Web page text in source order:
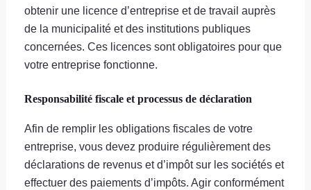
obtenir une licence d’entreprise et de travail auprès
de la municipalité et des institutions publiques
concernées. Ces licences sont obligatoires pour que
votre entreprise fonctionne.
Responsabilité fiscale et processus de déclaration
Afin de remplir les obligations fiscales de votre
entreprise, vous devez produire régulièrement des
déclarations de revenus et d’impôt sur les sociétés et
effectuer des paiements d’impôts. Agir conformément